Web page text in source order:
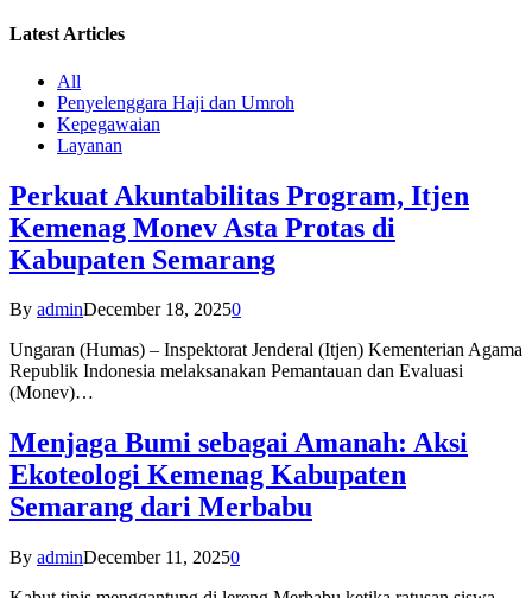
Latest Articles
All
Penyelenggara Haji dan Umroh
Kepegawaian
Layanan
Perkuat Akuntabilitas Program, Itjen
Kemenag Monev Asta Protas di
Kabupaten Semarang
By adminDecember 18, 20250
Ungaran (Humas) – Inspektorat Jenderal (Itjen) Kementerian Agama
Republik Indonesia melaksanakan Pemantauan dan Evaluasi
(Monev)…
Menjaga Bumi sebagai Amanah: Aksi
Ekoteologi Kemenag Kabupaten
Semarang dari Merbabu
By adminDecember 11, 20250